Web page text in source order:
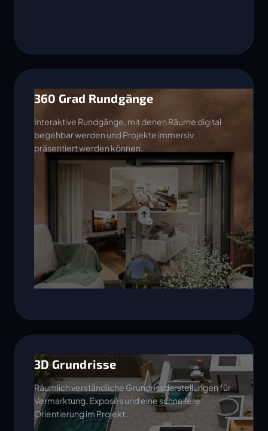
360 Grad Rundgänge
Interaktive Rundgänge, mit denen Räume digital
begehbar werden und Projekte immersiv
präsentiert werden können.
3D Grundrisse
Räumlich verständliche Grundrissdarstellungen für
Vermarktung, Exposés und eine schnellere
Orientierung im Projekt.